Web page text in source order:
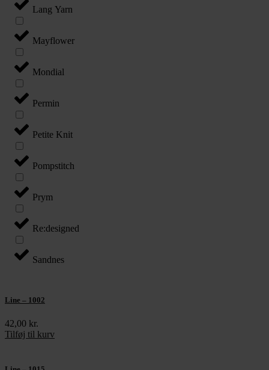
Lang Yarn
Mayflower
Mondial
Permin
Petite Knit
Pompstitch
Prym
Re:designed
Sandnes
Line – 1002
42,00 kr.
Tilføj til kurv